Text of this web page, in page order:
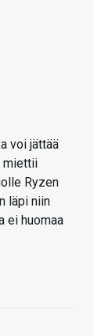
voi jättää
miettii
Ryzen
läpi niin
ei huomaa